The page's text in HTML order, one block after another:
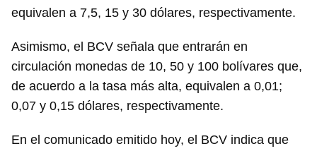
equivalen a 7,5, 15 y 30 dólares, respectivamente.
Asimismo, el BCV señala que entrarán en
circulación monedas de 10, 50 y 100 bolívares que,
de acuerdo a la tasa más alta, equivalen a 0,01;
0,07 y 0,15 dólares, respectivamente.
En el comunicado emitido hoy, el BCV indica que